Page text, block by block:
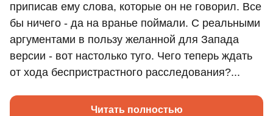
приписав ему слова, которые он не говорил. Все
бы ничего - да на вранье поймали. С реальными
аргументами в пользу желанной для Запада
версии - вот настолько туго. Чего теперь ждать
от хода беспристрастного расследования?...
Читать полностью